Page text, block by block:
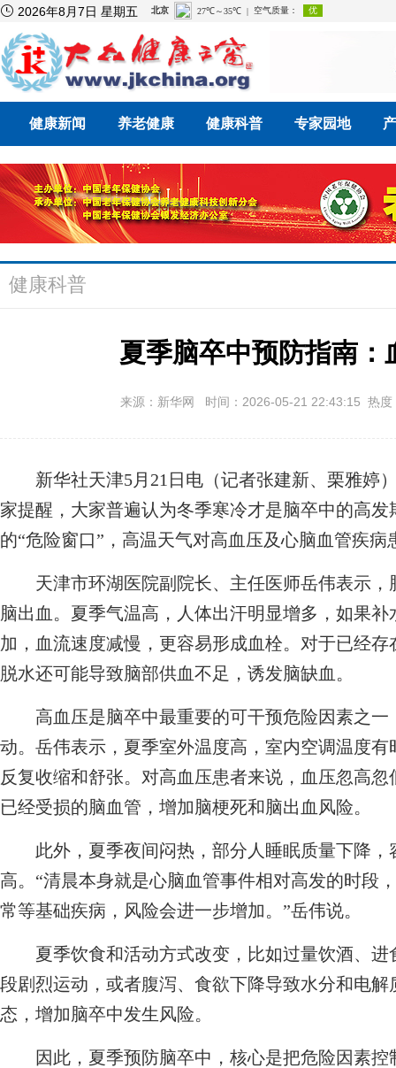
 2026年8月7日 星期五
健康新闻 养老健康 健康科普 专家园地
健康科普
夏季脑卒中预防指南：
来源：新华网 时间：2026-05-21 22:43:15 热
新华社天津5月21日电（记者张建新、栗雅婷
家提醒，大家普遍认为冬季寒冷才是脑卒中的高
的“危险窗口”，高温天气对高血压及心脑血管疾
天津市环湖医院副院长、主任医师岳伟表示，
脑出血。夏季气温高，人体出汗明显增多，如果
加，血流速度减慢，更容易形成血栓。对于已经
脱水还可能导致脑部供血不足，诱发脑缺血。
高血压是脑卒中最重要的可干预危险因素之一
动。岳伟表示，夏季室外温度高，室内空调温度
反复收缩和舒张。对高血压患者来说，血压忽高
已经受损的脑血管，增加脑梗死和脑出血风险。
此外，夏季夜间闷热，部分人睡眠质量下降，
高。“清晨本身就是心脑血管事件相对高发的时段
常等基础疾病，风险会进一步增加。”岳伟说。
夏季饮食和活动方式改变，比如过量饮酒、进
段剧烈运动，或者腹泻、食欲下降导致水分和电
态，增加脑卒中发生风险。
因此，夏季预防脑卒中，核心是把危险因素控